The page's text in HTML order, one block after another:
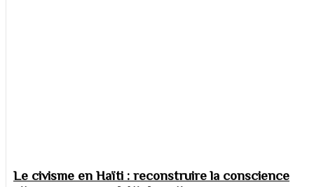
Le civisme en Haïti : reconstruire la conscience